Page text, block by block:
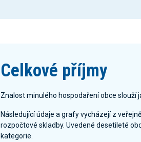
Celkové příjmy
Znalost minulého hospodaření obce slouží
Následující údaje a grafy vycházejí z
rozpočtové skladby. Uvedené desetileté
kategorie.